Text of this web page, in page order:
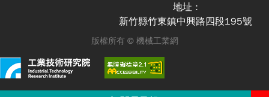
地址 :
新竹縣竹東鎮中興路四段195號
版權所有 © 機械工業網